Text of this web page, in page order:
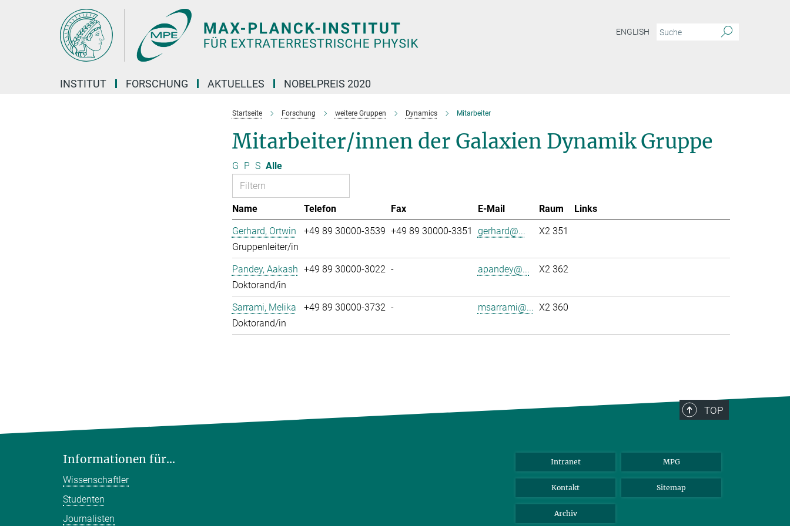
ENGLISH
INSTITUT FORSCHUNG AKTUELLES NOBELPREIS 2020
Startseite Forschung weitere Gruppen Dynamics Mitarbeiter
Mitarbeiter/innen der Galaxien Dynamik Gruppe
G P S Alle
Name Telefon Fax E-Mail Raum
Links
Gerhard, Ortwin
Gruppenleiter/in
+49 89 30000-3539 +49 89 30000-3351 gerhard@... X2 351
Pandey, Aakash
Doktorand/in
+49 89 30000-3022 - apandey@... X2 362
Sarrami, Melika
Doktorand/in
+49 89 30000-3732 - msarrami@... X2 360
TOP
Informationen für...
Wissenschaftler
Studenten
Journalisten
Intranet MPG
Kontakt Sitemap
Archiv